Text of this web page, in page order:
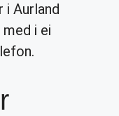
i Aurland
i ei